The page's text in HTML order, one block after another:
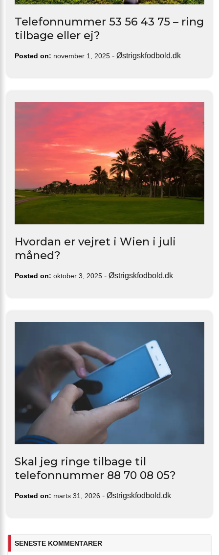
Telefonnummer 53 56 43 75 – ring
tilbage eller ej?
Posted on: november 1, 2025 - Østrigskfodbold.dk
Hvordan er vejret i Wien i juli
måned?
Posted on: oktober 3, 2025 - Østrigskfodbold.dk
Skal jeg ringe tilbage til
telefonnummer 88 70 08 05?
Posted on: marts 31, 2026 - Østrigskfodbold.dk
SENESTE KOMMENTARER